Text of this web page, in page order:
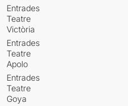
Entrades
Teatre
Victòria
Entrades
Teatre
Apolo
Entrades
Teatre
Goya